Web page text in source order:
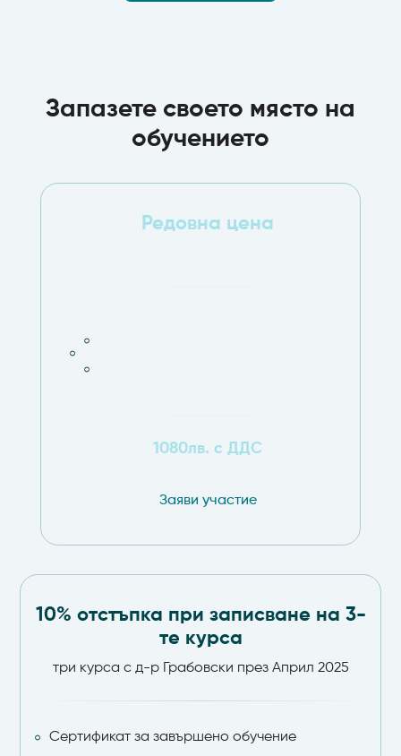
Запазете своето място на
обучението
Редовна цена
1080лв. с ДДС
Заяви участие
10% отстъпка при записване на 3-
те курса
три курса с д-р Грабовски през Април 2025
Сертификат за завършено обучение